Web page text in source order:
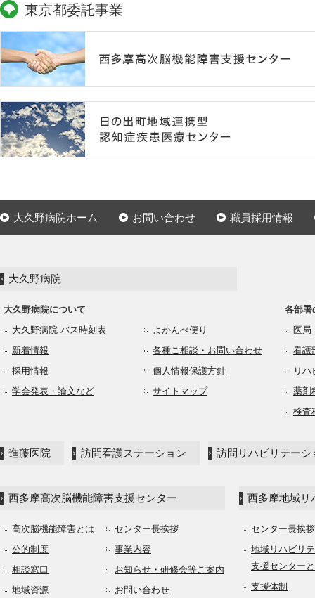
東京都委託事業
大久野病院ホーム お問い合わせ 職員採用情報
大久野病院
大久野病院について
大久野病院 バス時刻表
よかんべ便り
新着情報
各種ご相談・お問い合わせ
採用情報
個人情報保護方針
学会発表・論文など
サイトマップ
各部署
医局
看護
リ
薬剤
検査
進藤医院 訪問看護ステーション 訪問リハビリテーシ
西多摩高次脳機能障害支援センター
高次脳機能障害とは
公的制度
相談窓口
地域資源
センター長挨拶
事業内容
お知らせ・研修会等ご案内
お問い合わせ
西多摩地域リ
センター長挨拶
地域リハビリ
支援センター
支援体制